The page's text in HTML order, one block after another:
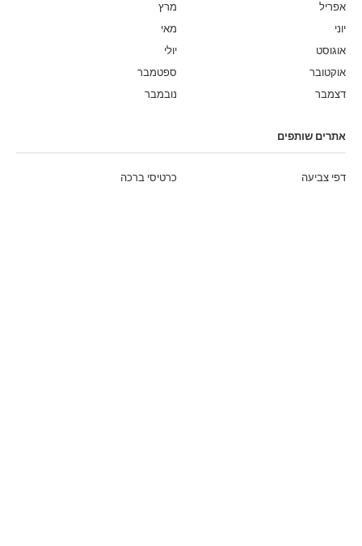
מרץ
אפריל
מאי
יוני
יולי
אוגוסט
ספטמבר
אוקטובר
נובמבר
דצמבר
אתרים שותפים
כרטיסי ברכה דפי צביעה